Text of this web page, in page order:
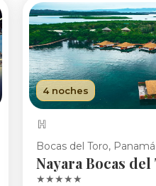
Bocas del Toro, Panamá
Nayara Bocas
4 noches
★★★★★